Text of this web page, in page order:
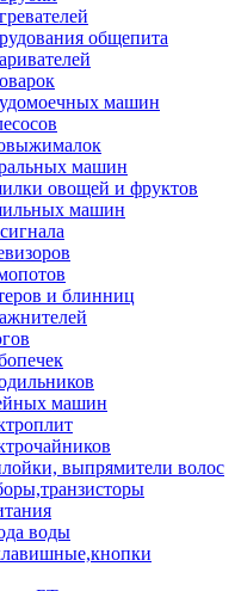
общепита
машин
машин
овощей и фруктов
машин
и блинниц
машин
выпрямители волос
воды